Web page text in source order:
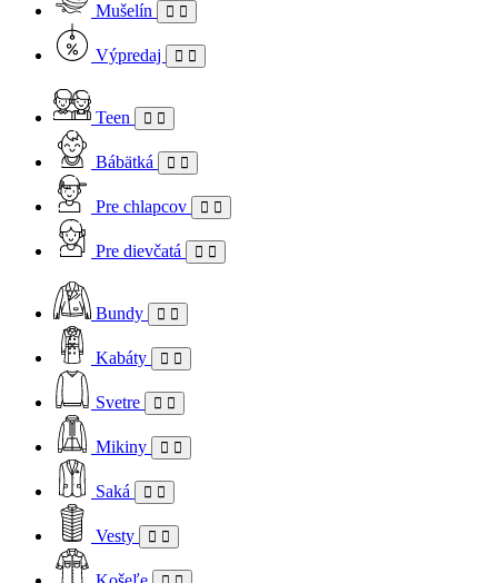
Mušelín
Výpredaj
Teen
Bábätká
Pre chlapcov
Pre dievčatá
Bundy
Kabáty
Svetre
Mikiny
Saká
Vesty